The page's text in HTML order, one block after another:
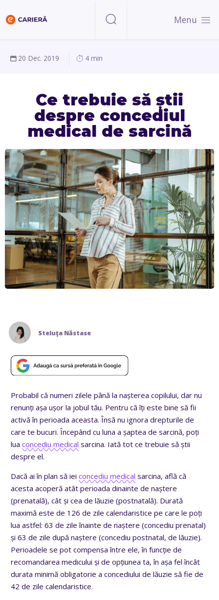
Menu
20 Dec. 2019 4 min
Ce trebuie să știi
despre concediul
medical de sarcină
Steluţa Năstase
Probabil că numeri zilele până la nașterea copilului, dar nu
renunți așa ușor la jobul tău. Pentru că îți este bine să fii
activă în perioada aceasta. Însă nu ignora drepturile de
care te bucuri. Începând cu luna a șaptea de sarcină, poți
luaconcediu medical sarcina. Iată tot ce trebuie să știi
despre el.
Dacă ai în plan să ieiconcediu medical sarcina, află că
acesta acoperă atât perioada dinainte de naștere
(prenatală), cât și cea de lăuzie (postnatală). Durată
maximă este de 126 de zile calendaristice pe care le poți
lua astfel: 63 de zile înainte de naștere (concediu prenatal)
și 63 de zile după naștere (concediu postnatal, de lăuzie).
Perioadele se pot compensa între ele, în funcție de
recomandarea medicului și de opțiunea ta, în așa fel încât
durata minimă obligatorie a concediului de lăuzie să fie de
42 de zile calendaristice.